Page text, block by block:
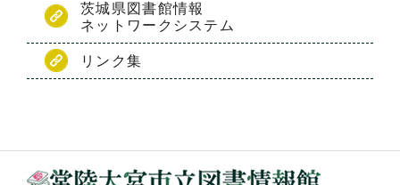
茨城県図書館情報
ネットワークシステム
リンク集